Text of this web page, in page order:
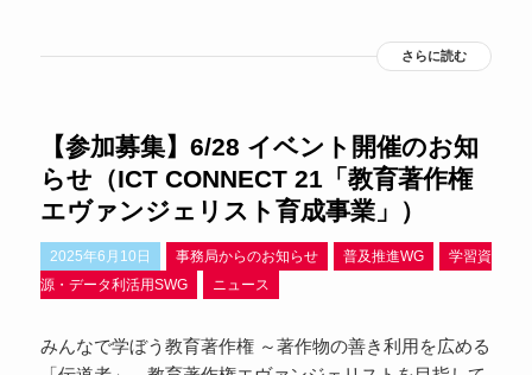
さらに読む
【参加募集】6/28 イベント開催のお知
らせ（ICT CONNECT 21「教育著作権
エヴァンジェリスト育成事業」）
2025年6月10日 事務局からのお知らせ 普及推進WG
学習資
源・データ利活用SWG
ニュース
みんなで学ぼう教育著作権 ～著作物の善き利用を広める